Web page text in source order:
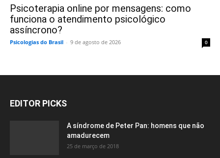
Psicoterapia online por mensagens: como
funciona o atendimento psicológico
assíncrono?
Psicologias do Brasil - 9 de agosto de 2026 0
EDITOR PICKS
A síndrome de Peter Pan: homens que não
amadurecem
25 de março de 2018